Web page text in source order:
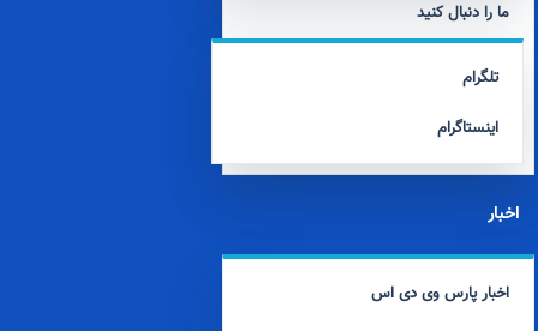
ما را دنبال کنید
تلگرام
اینستاگرام
اخبار
اخبار پارس وی دی اس